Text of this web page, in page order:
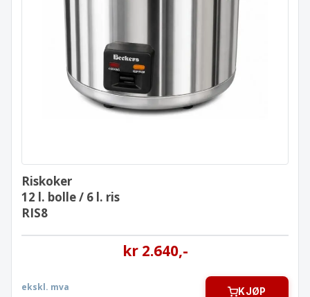
12 l. bolle / 6 l. ris
Riskoker
12 l. bolle / 6 l. ris
RIS8
kr2.640,-
ekskl. mva KJØP